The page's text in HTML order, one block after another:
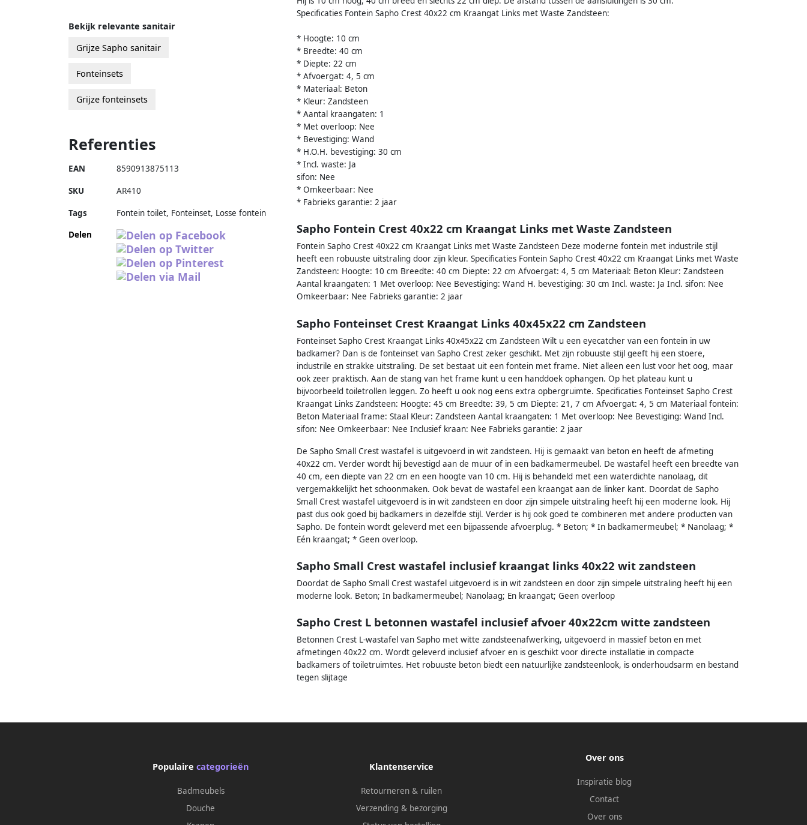
Specificaties Fontein Sapho Crest 40x22 cm Kraangat Links met Waste Zandsteen:
* Hoogte: 10 cm
* Breedte: 40 cm
* Diepte: 22 cm
* Afvoergat: 4, 5 cm
* Materiaal: Beton
* Kleur: Zandsteen
* Aantal kraangaten: 1
* Met overloop: Nee
* Bevestiging: Wand
* H.O.H. bevestiging: 30 cm
* Incl. waste: Ja
sifon: Nee
* Omkeerbaar: Nee
* Fabrieks garantie: 2 jaar
Sapho Fontein Crest 40x22 cm Kraangat Links met Waste Zandsteen
Fontein Sapho Crest 40x22 cm Kraangat Links met Waste Zandsteen Deze moderne fontein met industrile stijl
heeft een robuuste uitstraling door zijn kleur. Specificaties Fontein Sapho Crest 40x22 cm Kraangat Links met Waste
Zandsteen: Hoogte: 10 cm Breedte: 40 cm Diepte: 22 cm Afvoergat: 4, 5 cm Materiaal: Beton Kleur: Zandsteen
Aantal kraangaten: 1 Met overloop: Nee Bevestiging: Wand H. bevestiging: 30 cm Incl. waste: Ja Incl. sifon: Nee
Omkeerbaar: Nee Fabrieks garantie: 2 jaar
Sapho Fonteinset Crest Kraangat Links 40x45x22 cm Zandsteen
Fonteinset Sapho Crest Kraangat Links 40x45x22 cm Zandsteen Wilt u een eyecatcher van een fontein in uw
badkamer? Dan is de fonteinset van Sapho Crest zeker geschikt. Met zijn robuuste stijl geeft hij een stoere,
industrile en strakke uitstraling. De set bestaat uit een fontein met frame. Niet alleen een lust voor het oog, maar
ook zeer praktisch. Aan de stang van het frame kunt u een handdoek ophangen. Op het plateau kunt u
bijvoorbeeld toiletrollen leggen. Zo heeft u ook nog eens extra opbergruimte. Specificaties Fonteinset Sapho Crest
Kraangat Links Zandsteen: Hoogte: 45 cm Breedte: 39, 5 cm Diepte: 21, 7 cm Afvoergat: 4, 5 cm Materiaal fontein:
Beton Materiaal frame: Staal Kleur: Zandsteen Aantal kraangaten: 1 Met overloop: Nee Bevestiging: Wand Incl.
sifon: Nee Omkeerbaar: Nee Inclusief kraan: Nee Fabrieks garantie: 2 jaar
De Sapho Small Crest wastafel is uitgevoerd in wit zandsteen. Hij is gemaakt van beton en heeft de afmeting
40x22 cm. Verder wordt hij bevestigd aan de muur of in een badkamermeubel. De wastafel heeft een breedte van
40 cm, een diepte van 22 cm en een hoogte van 10 cm. Hij is behandeld met een waterdichte nanolaag, dit
vergemakkelijkt het schoonmaken. Ook bevat de wastafel een kraangat aan de linker kant. Doordat de Sapho
Small Crest wastafel uitgevoerd is in wit zandsteen en door zijn simpele uitstraling heeft hij een moderne look. Hij
past dus ook goed bij badkamers in dezelfde stijl. Verder is hij ook goed te combineren met andere producten van
Sapho. De fontein wordt geleverd met een bijpassende afvoerplug. * Beton; * In badkamermeubel; * Nanolaag; *
Eén kraangat; * Geen overloop.
Sapho Small Crest wastafel inclusief kraangat links 40x22 wit zandsteen
Doordat de Sapho Small Crest wastafel uitgevoerd is in wit zandsteen en door zijn simpele uitstraling heeft hij een
moderne look. Beton; In badkamermeubel; Nanolaag; En kraangat; Geen overloop
Sapho Crest L betonnen wastafel inclusief afvoer 40x22cm witte zandsteen
Betonnen Crest L-wastafel van Sapho met witte zandsteenafwerking, uitgevoerd in massief beton en met
afmetingen 40x22 cm. Wordt geleverd inclusief afvoer en is geschikt voor directe installatie in compacte
badkamers of toiletruimtes. Het robuuste beton biedt een natuurlijke zandsteenlook, is onderhoudsarm en bestand
tegen slijtage
Bekijk relevante sanitair
Grijze Sapho sanitair
Fonteinsets
Grijze fonteinsets
Referenties
EAN 8590913875113
SKU AR410
Tags
Fontein toilet, Fonteinset, Losse fontein
Delen
Populaire categorieën
Badmeubels
Douche
Klantenservice
Retourneren & ruilen
Verzending & bezorging
Over ons
Inspiratie blog
Contact
Over ons